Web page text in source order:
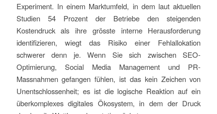
Experiment. In einem Marktumfeld, in dem laut aktuellen
Studien 54 Prozent der Betriebe den steigenden
Kostendruck als ihre grösste interne Herausforderung
identifizieren, wiegt das Risiko einer Fehlallokation
schwerer denn je. Wenn Sie sich zwischen SEO-
Optimierung, Social Media Management und PR-
Massnahmen gefangen fühlen, ist das kein Zeichen von
Unentschlossenheit; es ist die logische Reaktion auf ein
überkomplexes digitales Ökosystem, in dem der Druck